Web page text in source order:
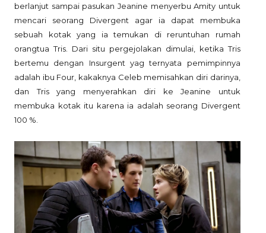
berlanjut sampai pasukan Jeanine menyerbu Amity untuk
mencari seorang Divergent agar ia dapat membuka
sebuah kotak yang ia temukan di reruntuhan rumah
orangtua Tris. Dari situ pergejolakan dimulai, ketika Tris
bertemu dengan Insurgent yag ternyata pemimpinnya
adalah ibu Four, kakaknya Celeb memisahkan diri darinya,
dan Tris yang menyerahkan diri ke Jeanine untuk
membuka kotak itu karena ia adalah seorang Divergent
100 %.